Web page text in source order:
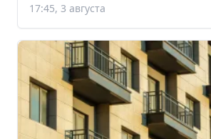
17:45, 3 августа